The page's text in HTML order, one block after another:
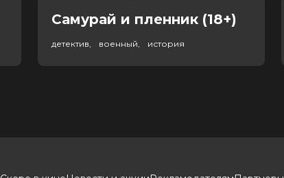
Самурай и пленник (18+)
детектив, военный, история